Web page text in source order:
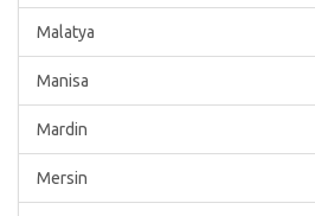
Malatya
Manisa
Mardin
Mersin